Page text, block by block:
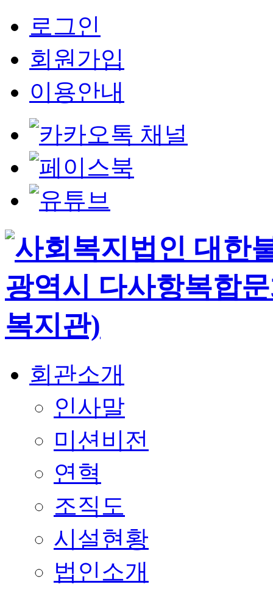
로그인
회원가입
이용안내
회관소개
인사말
미션비전
연혁
조직도
시설현황
법인소개